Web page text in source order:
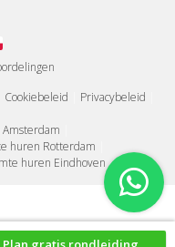
Cookiebeleid Privacybeleid
huren Rotterdam
huren Eindhoven